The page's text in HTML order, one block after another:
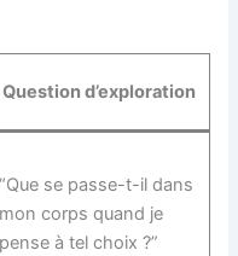
Question d’exploration
“Que se passe-t-il dans
mon corps quand je
pense à tel choix ?”